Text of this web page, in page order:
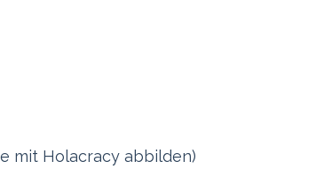
mit Holacracy abbilden)